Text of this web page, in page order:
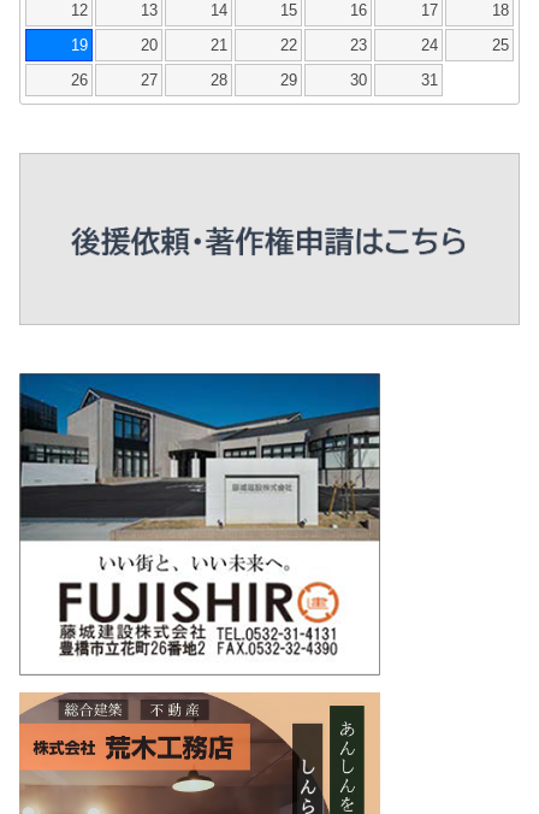
12 13 14 15 16 17 18
19 20 21 22 23 24 25
26 27 28 29 30 31